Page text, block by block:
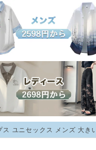
ユニセックス メンズ 大き